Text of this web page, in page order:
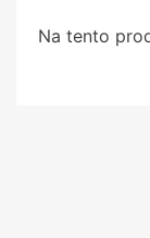
Na tento